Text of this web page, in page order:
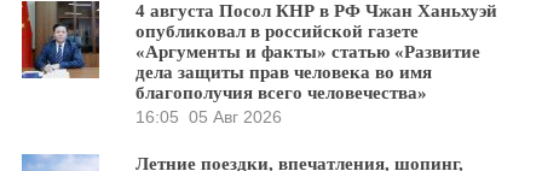
4 августа Посол КНР в РФ Чжан Ханьхуэй
опубликовал в российской газете
«Аргументы и факты» статью «Развитие
дела защиты прав человека во имя
благополучия всего человечества»
16:05 05 Авг 2026
Летние поездки, впечатления, шопинг,